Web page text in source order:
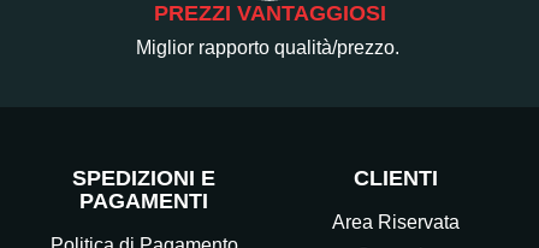
PREZZI VANTAGGIOSI
Miglior rapporto qualità/prezzo.
SPEDIZIONI E
PAGAMENTI
CLIENTI
Area Riservata